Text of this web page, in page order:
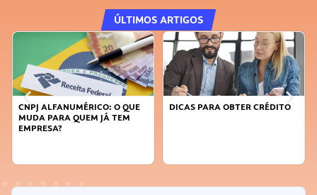
ÚLTIMOS ARTIGOS
DICAS PARA OBTER CRÉDITO
FAÇA A DIFERENÇA: SEJA